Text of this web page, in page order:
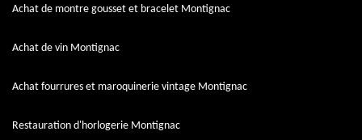
Achat de montre gousset et bracelet Montignac
Achat de vin Montignac
Achat fourrures et maroquinerie vintage Montignac
Restauration d'horlogerie Montignac